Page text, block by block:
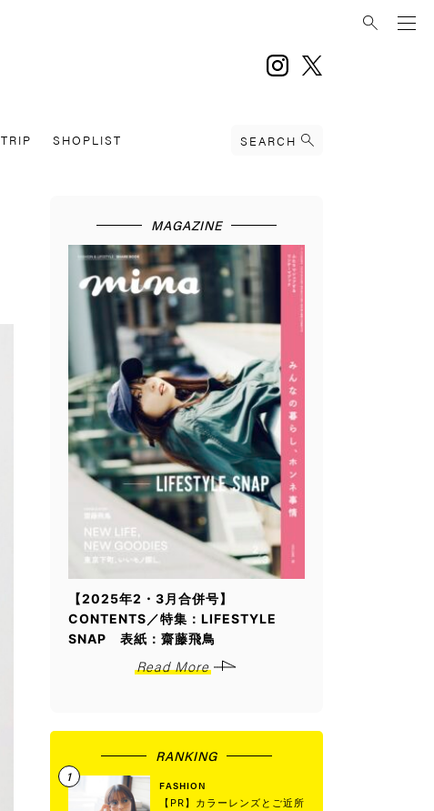
instagram
TRIP SHOPLIST SEARCH
MAGAZINE
【2025年2・3月合併号】
CONTENTS／特集：LIFESTYLE
SNAP 表紙：齋藤飛鳥
Read More
RANKING
FASHION
【PR】カラーレンズとご近所